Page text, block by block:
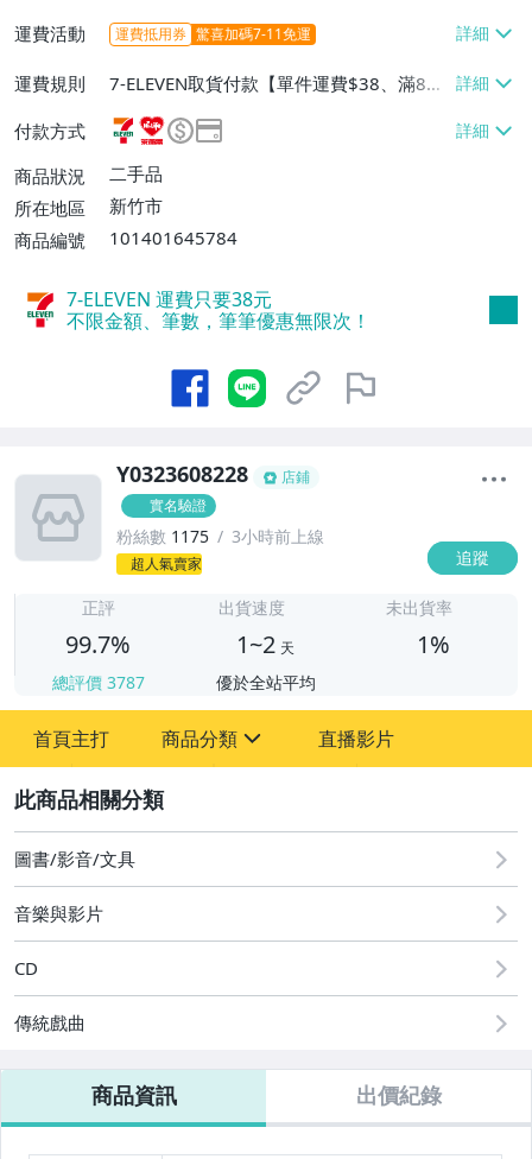
運費活動 運費抵用券 驚喜加碼7-11免運
運費規則
7-ELEVEN取貨付款【單件運費$38、滿8件
或消費滿$3000免運費】、萊爾富取貨付款
【單件運費$60、消費滿$2000免運費】、
郵局掛號【單件運費$60、滿8件或消費滿
$3000免運費】
付款方式
商品狀況
二手品
所在地區
新竹市
商品編號
101401645784
7-ELEVEN 運費只要38元
不限金額、筆數，筆筆優惠無限次！
Y0323608228
店鋪
實名驗證
粉絲數 1175 3小時前上線
超人氣賣家 追蹤
正評
99.7%
總評價 3787
出貨速度
1~2 天
優於全站平均
未出貨率
1%
首頁主打 商品分類
其它
直播影片
圖書/影音/文具
音樂與影片
CD
傳統戲曲
商品資訊 出價紀錄